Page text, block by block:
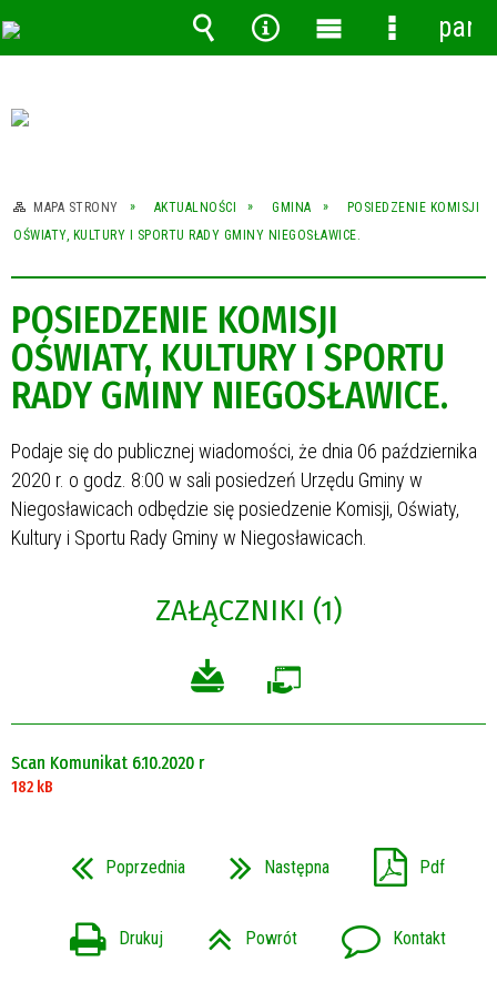
MAPA STRONY AKTUALNOŚCI GMINA
POSIEDZENIE KOMISJI
OŚWIATY, KULTURY I SPORTU RADY GMINY NIEGOSŁAWICE.
POSIEDZENIE KOMISJI
OŚWIATY, KULTURY I SPORTU
RADY GMINY NIEGOSŁAWICE.
Podaje się do publicznej wiadomości, że dnia 06 października
2020 r. o godz. 8:00 w sali posiedzeń Urzędu Gminy w
Niegosławicach odbędzie się posiedzenie Komisji, Oświaty,
Kultury i Sportu Rady Gminy w Niegosławicach.
ZAŁĄCZNIKI (1)
Scan Komunikat 6.10.2020 r
182 kB
Poprzednia Następna Pdf
Drukuj Powrót Kontakt
Wyszukiwarka
Narzędzia
MenuMenu